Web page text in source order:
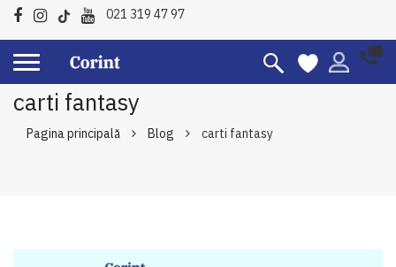
021 319 47 97
carti fantasy
Pagina principală Blog carti fantasy